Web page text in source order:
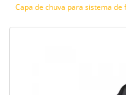
Capa de chuva para sistema de